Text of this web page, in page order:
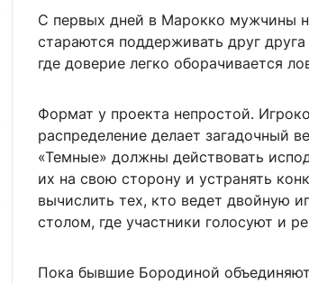
С первых дней в Марокко мужчины
стараются поддерживать друг
где доверие легко оборачивается
Формат у проекта непростой.
распределение делает загадочный
«Темные» должны действовать
их на свою сторону и устранять
вычислить тех, кто ведет двойную
столом, где участники голосуют и
Пока бывшие Бородиной